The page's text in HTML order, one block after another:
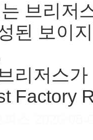
브리저
된 보이
리저스
Factory